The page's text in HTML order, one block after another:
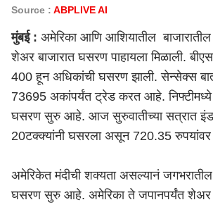
Source : ABPLIVE AI
मुंबई: अमेरिका आणि आशियातील
शेअर बाजारात घसरण पाहायला मिळाली.
400 हून अधिकांची घसरण झाली. सेन्सेक्स
73695 अकांपर्यंत ट्रेड करत आहे.
घसरण सुरु आहे. आज सुरुवातीच्या सत्रात
20टक्क्यांनी घसरला असून 720.35 रुपयांवर
अमेरिकेत मंदीची शक्यता असल्यानं जगभरातील
घसरण सुरु आहे. अमेरिका ते जपानपर्यंत शेअर